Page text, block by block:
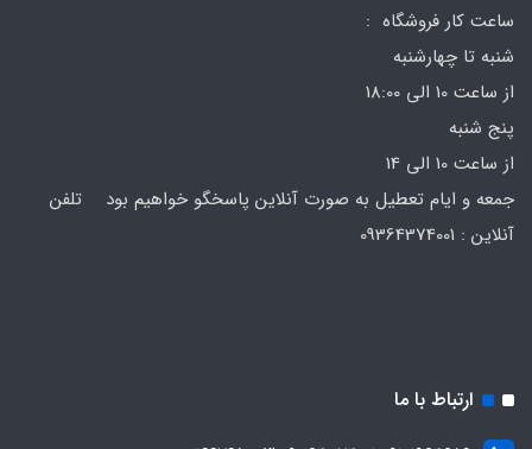
ساعت کار فروشگاه :
شنبه تا چهارشنبه
از ساعت 10 الی 18:00
پنج شنبه
از ساعت 10 الی 14
جمعه و ایام تعطیل به صورت آنلاین پاسخگو خواهیم بود تلفن
ارتباط با ما